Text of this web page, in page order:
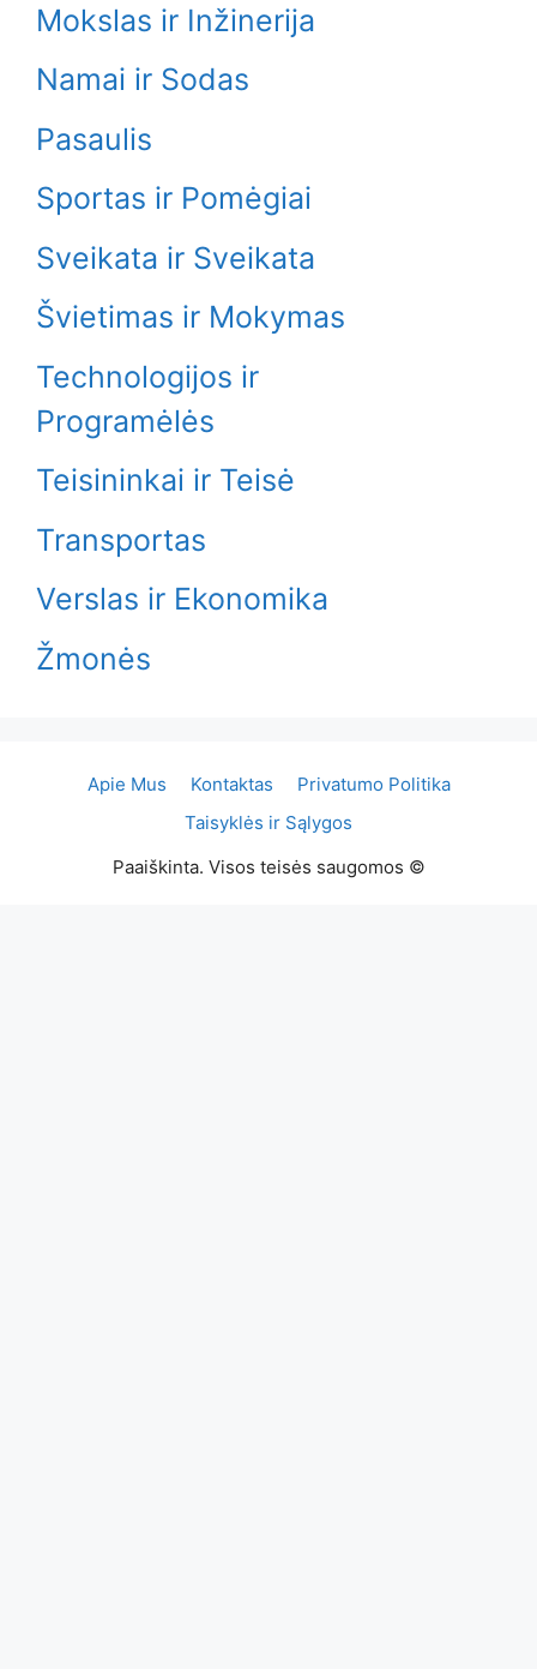
Mokslas ir Inžinerija
Namai ir Sodas
Pasaulis
Sportas ir Pomėgiai
Sveikata ir Sveikata
Švietimas ir Mokymas
Technologijos ir
Programėlės
Teisininkai ir Teisė
Transportas
Verslas ir Ekonomika
Žmonės
Apie Mus Kontaktas
Privatumo Politika
Taisyklės ir Sąlygos
Paaiškinta. Visos teisės saugomos ©